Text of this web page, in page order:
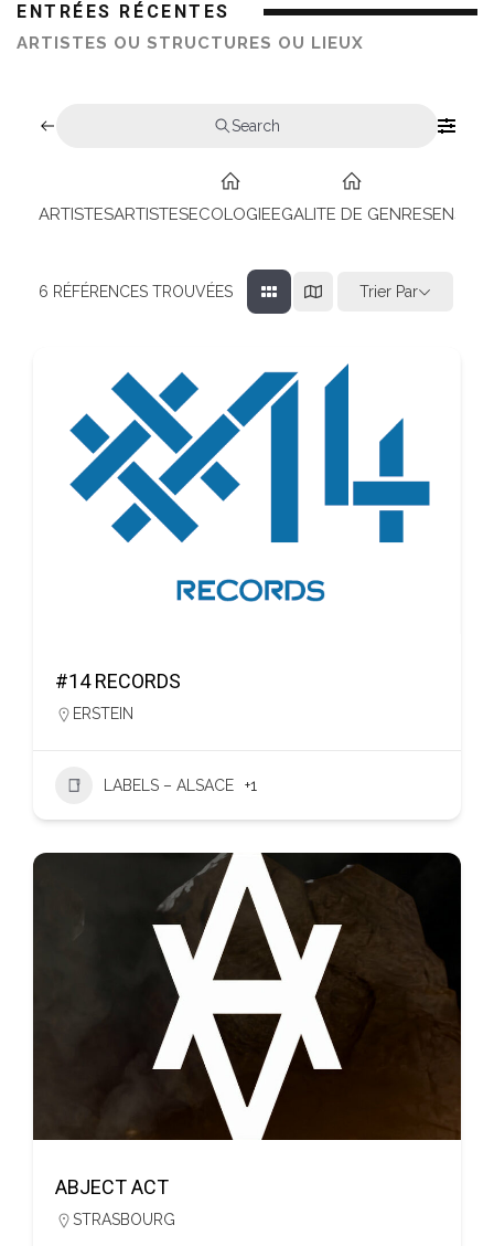
ENTRÉES RÉCENTES
ARTISTES OU STRUCTURES OU LIEUX
Search
ARTISTESARTISTESECOLOGIEEGALITE DE GENRES
6 RÉFÉRENCES TROUVÉES Trier Par
#14 RECORDS
ERSTEIN
LABELS – ALSACE +1
ABJECT ACT
STRASBOURG